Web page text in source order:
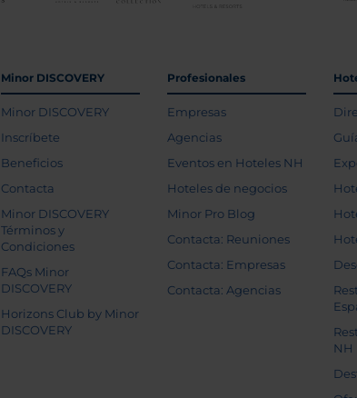
Minor DISCOVERY
Minor DISCOVERY
Inscríbete
Beneficios
Contacta
Minor DISCOVERY
Términos y
Condiciones
FAQs Minor
DISCOVERY
Horizons Club by Minor
DISCOVERY
Profesionales
Empresas
Agencias
Eventos en Hoteles NH
Hoteles de negocios
Minor Pro Blog
Contacta: Reuniones
Contacta: Empresas
Contacta: Agencias
NH